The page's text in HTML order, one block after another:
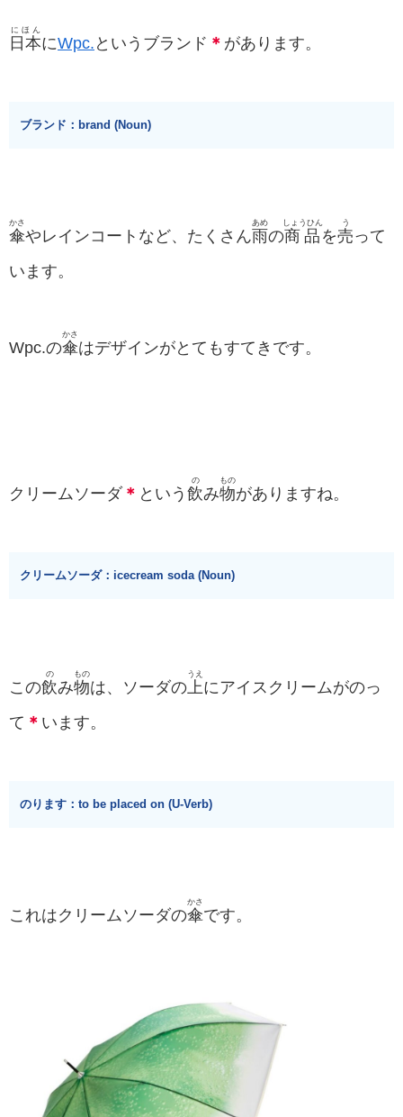
日本
にほん
にWpc. というブランド ＊ があります。
ブランド：brand (Noun)
傘
かさ
やレインコートなど、たくさん雨
あめ
の商品
しょうひん
を売
う
って
います。
Wpc.の傘
かさ
はデザインがとてもすてきです。
クリームソーダ ＊ という 飲
の
み物
もの
がありますね。
クリームソーダ：icecream soda (Noun)
この飲
の
み物
もの
は、ソーダの 上
うえ
にアイスクリームがのっ
て ＊ います。
のります：to be placed on (U-Verb)
これはクリームソーダの傘
かさ
です。